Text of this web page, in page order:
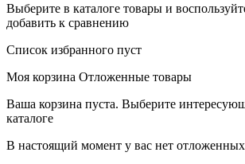
Выберите в каталоге товары и
добавить к сравнению
Список избранного пуст
Моя корзина Отложенные товары
Ваша корзина пуста. Выберите
каталоге
В настоящий момент у вас нет отложенных